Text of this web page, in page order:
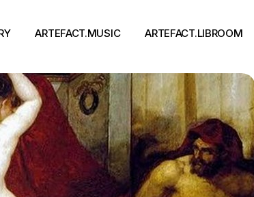
ARTEFACT.MUSIC
Виконавці
Альбоми
Концерти
ARTEFACT.LIBROOM
Книги
Письменники
Події